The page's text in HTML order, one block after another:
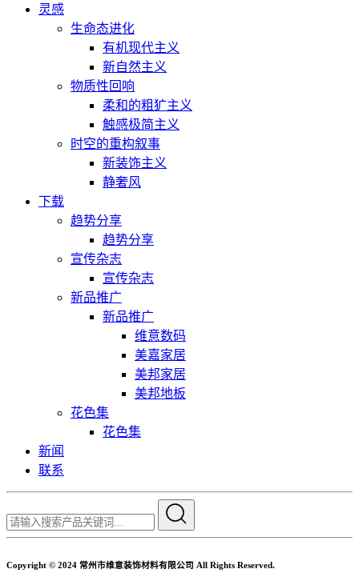
灵感
生命态进化
有机现代主义
新自然主义
物质性回响
柔和的粗犷主义
触感极简主义
时空的重构叙事
新装饰主义
静奢风
下载
趋势分享
趋势分享
宣传杂志
宣传杂志
新品推广
新品推广
维意数码
美嘉家居
美邦家居
美邦地板
花色集
花色集
新闻
联系
Copyright © 2024 常州市维意装饰材料有限公司 All Rights Reserved.